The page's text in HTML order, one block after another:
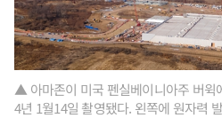
▲ 아마존이 미국 펜실베이니아주 버윅
4년 1월14일 촬영됐다. 왼쪽에 원자력